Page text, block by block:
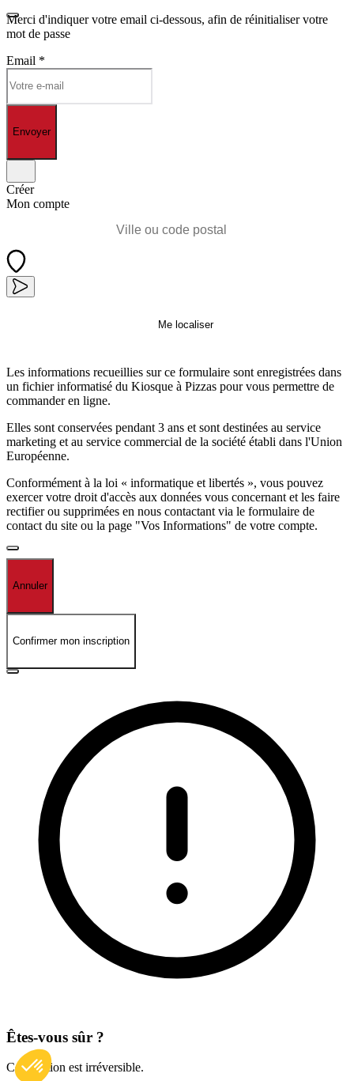
Merci d'indiquer votre email ci-dessous, afin de réinitialiser votre
mot de passe
Email *
Envoyer
Créer
Mon compte
Me localiser
Les informations recueillies sur ce formulaire sont enregistrées dans
un fichier informatisé du Kiosque à Pizzas pour vous permettre de
commander en ligne.
Elles sont conservées pendant 3 ans et sont destinées au service
marketing et au service commercial de la société établi dans l'Union
Européenne.
Conformément à la loi « informatique et libertés », vous pouvez
exercer votre droit d'accès aux données vous concernant et les faire
rectifier ou supprimées en nous contactant via le formulaire de
contact du site ou la page "Vos Informations" de votre compte.
Annuler
Confirmer mon inscription
Êtes-vous sûr ?
Cette action est irréversible.